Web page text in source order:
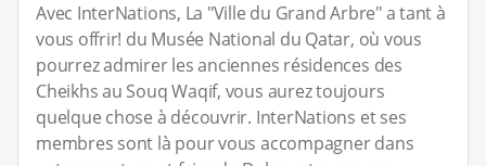
Avec InterNations, La "Ville du Grand Arbre" a tant à
vous offrir! du Musée National du Qatar, où vous
pourrez admirer les anciennes résidences des
Cheikhs au Souq Waqif, vous aurez toujours
quelque chose à découvrir. InterNations et ses
membres sont là pour vous accompagner dans